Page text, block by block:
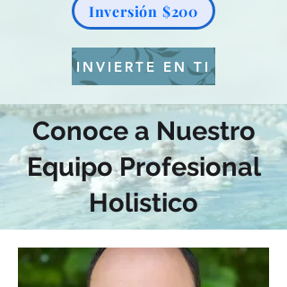
Inversión $200
INVIERTE EN TI
Conoce a Nuestro
Equipo Profesional
Holistico